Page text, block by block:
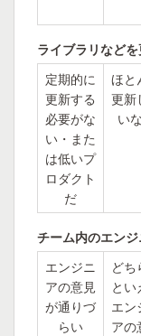
ライブラリなど
定期的に
更新する
必要がな
い・また
は低いプ
ロダクト
だ
ほと
更新
い
チーム内のエン
エンジニ
アの意見
が通りづ
らい
どち
とい
エン
アの